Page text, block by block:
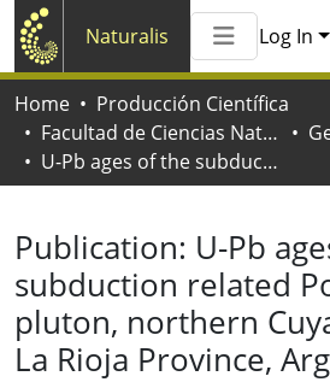
Naturalis
All of
Log In
Home
Producción Científica
Facultad de Ciencias Naturales y Museo
U-Pb ages of the subduction related Potrerillos pluton, northern Cuyania terrane, La Rioja Province, Argentina
Publication: U-Pb
subduction related
pluton, northern
La Rioja Province,